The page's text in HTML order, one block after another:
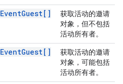
EventGuest[]
获取活动的邀请
对象，但不包括
活动所有者。
EventGuest[]
获取活动的邀请
对象，可能包括
活动所有者。